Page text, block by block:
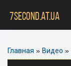
7SECOND.AT.UA
Главная » Видео »